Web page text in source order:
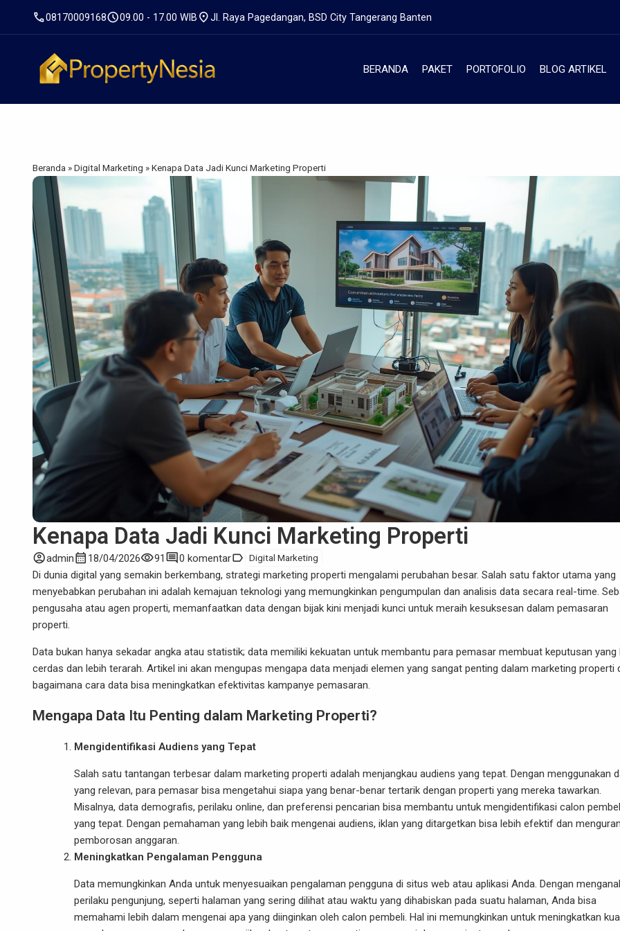
call08170009168schedule09.00 - 17.00 WIB location_onJl. Raya Pagedangan, BSD City Tangerang Banten
BERANDA PAKET PORTOFOLIO BLOG ARTIKEL
Beranda »Digital Marketing »Kenapa Data Jadi Kunci Marketing Properti
Kenapa Data Jadi Kunci Marketing Properti
account_circleadmincalendar_month 18/04/2026visibility91 comment0 komentarlabel Digital Marketing
Di dunia digital yang semakin berkembang, strategi marketing properti mengalami perubahan besar. Salah satu faktor utama yang
menyebabkan perubahan ini adalah kemajuan teknologi yang memungkinkan pengumpulan dan analisis data secara real-time.
pengusaha atau agen properti, memanfaatkan data dengan bijak kini menjadi kunci untuk meraih kesuksesan dalam pemasaran
properti.
Data bukan hanya sekadar angka atau statistik; data memiliki kekuatan untuk membantu para pemasar membuat keputusan yang
cerdas dan lebih terarah. Artikel ini akan mengupas mengapa data menjadi elemen yang sangat penting dalam marketing properti
bagaimana cara data bisa meningkatkan efektivitas kampanye pemasaran.
Mengapa Data Itu Penting dalam Marketing Properti?
Mengidentifikasi Audiens yang Tepat
Salah satu tantangan terbesar dalam marketing properti adalah menjangkau audiens yang tepat. Dengan menggunakan
yang relevan, para pemasar bisa mengetahui siapa yang benar-benar tertarik dengan properti yang mereka tawarkan.
Misalnya, data demografis, perilaku online, dan preferensi pencarian bisa membantu untuk mengidentifikasi calon
yang tepat. Dengan pemahaman yang lebih baik mengenai audiens, iklan yang ditargetkan bisa lebih efektif dan
pemborosan anggaran.
Meningkatkan Pengalaman Pengguna
Data memungkinkan Anda untuk menyesuaikan pengalaman pengguna di situs web atau aplikasi Anda. Dengan
perilaku pengunjung, seperti halaman yang sering dilihat atau waktu yang dihabiskan pada suatu halaman, Anda bisa
memahami lebih dalam mengenai apa yang diinginkan oleh calon pembeli. Hal ini memungkinkan untuk meningkatkan